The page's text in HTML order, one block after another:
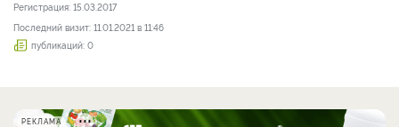
Регистрация: 15.03.2017
Последний визит: 11.01.2021 в 11:46
публикаций: 0
РЕКЛАМА